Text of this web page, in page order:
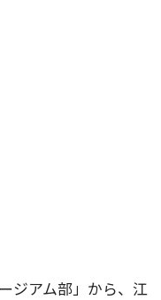
ジアム部」から、江